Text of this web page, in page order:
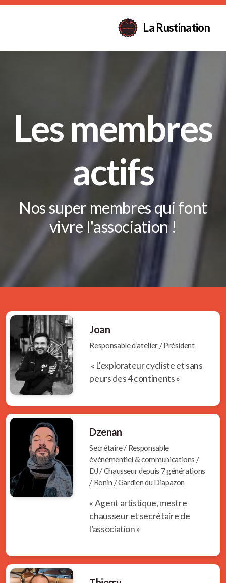
La Rustination
Les membres
actifs
Nos super membres qui font
vivre l'association !
Joan
Responsable d’atelier / Président
« L'explorateur cycliste et sans
peurs des 4 continents »
Dzenan
Secrétaire / Responsable
événementiel & communications /
DJ / Chausseur depuis 7 générations
/ Ronin / Gardien du Diapazon
« Agent artistique, mestre
chausseur et secrétaire de
l’association »